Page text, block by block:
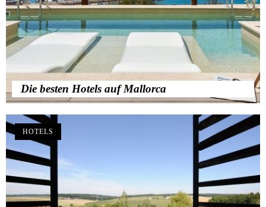
Die besten Hotels auf Mallorca
HOTELS